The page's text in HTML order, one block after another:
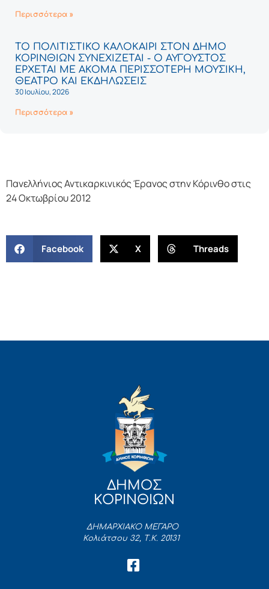
Περισσότερα »
ΤΟ ΠΟΛΙΤΙΣΤΙΚΟ ΚΑΛΟΚΑΙΡΙ ΣΤΟΝ ΔΗΜΟ
ΚΟΡΙΝΘΙΩΝ ΣΥΝΕΧΙΖΕΤΑΙ - Ο ΑΥΓΟΥΣΤΟΣ
ΕΡΧΕΤΑΙ ΜΕ ΑΚΟΜΑ ΠΕΡΙΣΣΟΤΕΡΗ ΜΟΥΣΙΚΗ,
ΘΕΑΤΡΟ ΚΑΙ ΕΚΔΗΛΩΣΕΙΣ
30 Ιουλίου, 2026
Περισσότερα »
Πανελλήνιος Αντικαρκινικός Έρανος στην Κόρινθο στις
24 Οκτωβρίου 2012
Facebook X Threads
ΔΗΜΟΣ
ΚΟΡΙΝΘΙΩΝ
ΔΗΜΑΡΧΙΑΚΟ ΜΕΓΑΡΟ
Κολιάτσου 32, Τ.Κ. 20131